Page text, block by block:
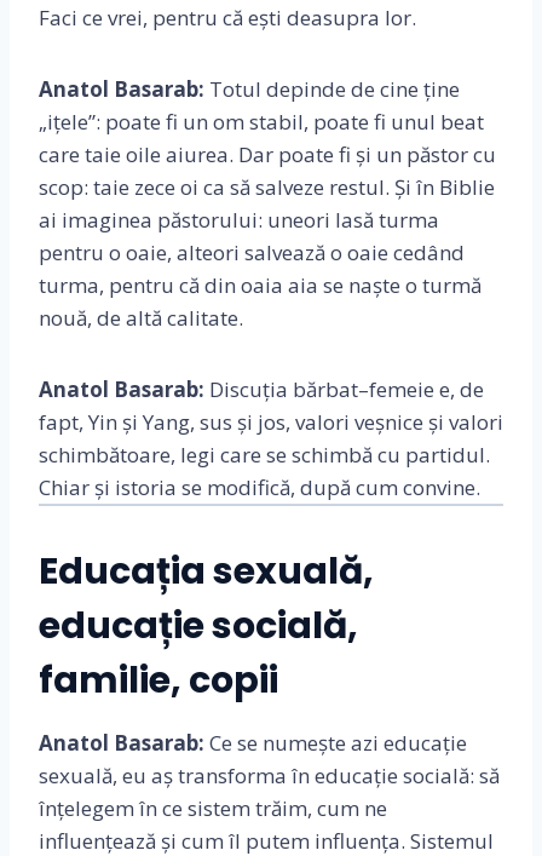
Faci ce vrei, pentru că ești deasupra lor.
Anatol Basarab: Totul depinde de cine ține
„ițele”: poate fi un om stabil, poate fi unul beat
care taie oile aiurea. Dar poate fi și un păstor cu
scop: taie zece oi ca să salveze restul. Și în Biblie
ai imaginea păstorului: uneori lasă turma
pentru o oaie, alteori salvează o oaie cedând
turma, pentru că din oaia aia se naște o turmă
nouă, de altă calitate.
Anatol Basarab: Discuția bărbat–femeie e, de
fapt, Yin și Yang, sus și jos, valori veșnice și valori
schimbătoare, legi care se schimbă cu partidul.
Chiar și istoria se modifică, după cum convine.
Educația sexuală,
educație socială,
familie, copii
Anatol Basarab: Ce se numește azi educație
sexuală, eu aș transforma în educație socială: să
înțelegem în ce sistem trăim, cum ne
influențează și cum îl putem influența. Sistemul